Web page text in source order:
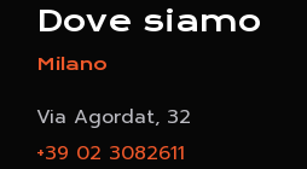
Dove siamo
Milano
Via Agordat, 32
+39 02 3082611